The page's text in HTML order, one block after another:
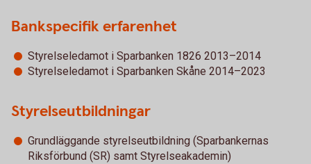
Bankspecifik erfarenhet
Styrelseledamot i Sparbanken 1826 2013–2014
Styrelseledamot i Sparbanken Skåne 2014–2023
Styrelseutbildningar
Grundläggande styrelseutbildning (Sparbankernas
Riksförbund (SR) samt Styrelseakademin)